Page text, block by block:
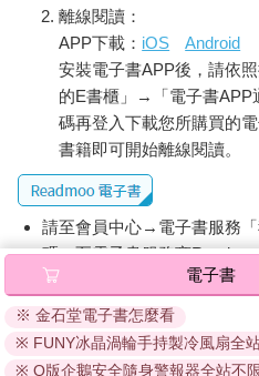
離線閱讀：
APP下載： iOS
Android
安裝電子書APP後，請依
的E書櫃」→「電子書APP
碼再登入下載您所購買的
書籍即可開始離線閱讀。
請至會員中心→電子書服務
碼』至電子書服務商
退換貨須知：
因版權保護，您在金石堂所
的閱讀軟體開啟閱讀，無法
依據「消費者保護法」第19
電子書
※ 金石堂電子書怎麼看
※ FUNY冰晶渦輪手持製冷風扇全
※ Q版企鵝安全隨身警報器全站不